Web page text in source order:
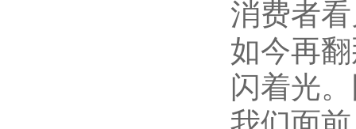
消费者
如今再
闪着光